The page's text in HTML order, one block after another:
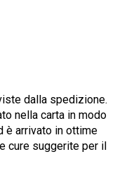
dalla spedizione.
nella carta in modo
è arrivato in ottime
cure suggerite per il